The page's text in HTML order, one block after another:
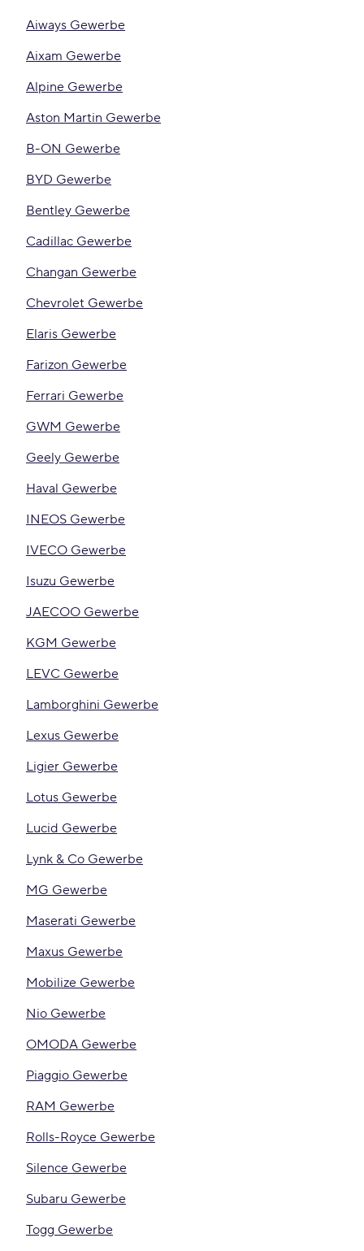
Aiways Gewerbe
Aixam Gewerbe
Alpine Gewerbe
Aston Martin Gewerbe
B-ON Gewerbe
BYD Gewerbe
Bentley Gewerbe
Cadillac Gewerbe
Changan Gewerbe
Chevrolet Gewerbe
Elaris Gewerbe
Farizon Gewerbe
Ferrari Gewerbe
GWM Gewerbe
Geely Gewerbe
Haval Gewerbe
INEOS Gewerbe
IVECO Gewerbe
Isuzu Gewerbe
JAECOO Gewerbe
KGM Gewerbe
LEVC Gewerbe
Lamborghini Gewerbe
Lexus Gewerbe
Ligier Gewerbe
Lotus Gewerbe
Lucid Gewerbe
Lynk & Co Gewerbe
MG Gewerbe
Maserati Gewerbe
Maxus Gewerbe
Mobilize Gewerbe
Nio Gewerbe
OMODA Gewerbe
Piaggio Gewerbe
RAM Gewerbe
Rolls-Royce Gewerbe
Silence Gewerbe
Subaru Gewerbe
Togg Gewerbe